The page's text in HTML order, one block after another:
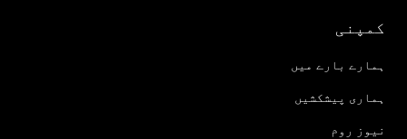
کمپنی
ہمارے بارے میں
ہماری پیشکشیں
نیوز روم